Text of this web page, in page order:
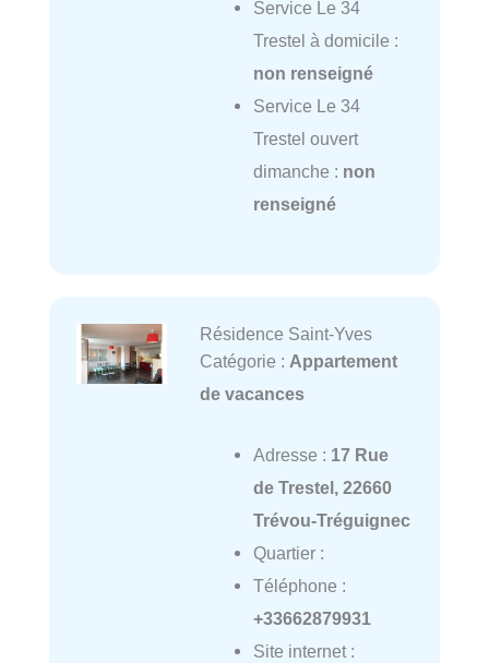
Service Le 34
Trestel à domicile :
non renseigné
Service Le 34
Trestel ouvert
dimanche : non
renseigné
Résidence Saint-Yves
Catégorie : Appartement
de vacances
Adresse : 17 Rue
de Trestel, 22660
Trévou-Tréguignec
Quartier :
Téléphone :
+33662879931
Site internet :